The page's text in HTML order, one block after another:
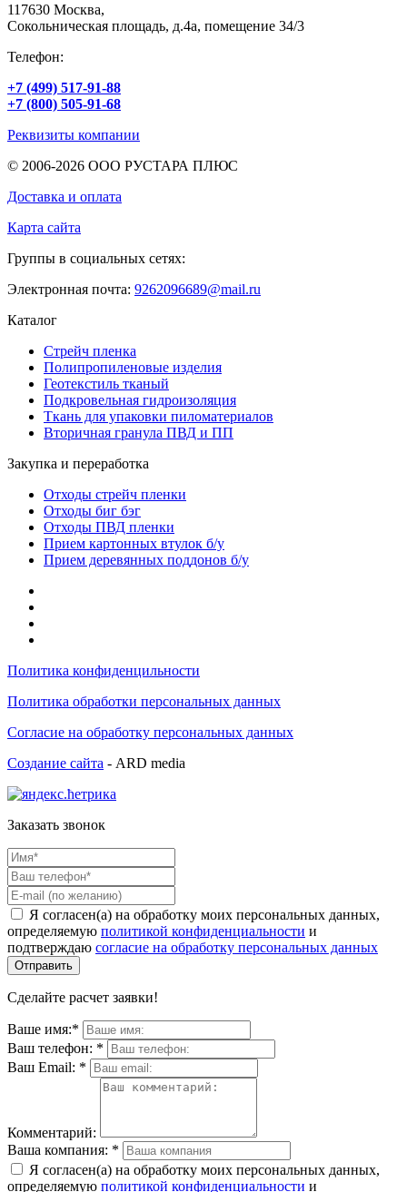
117630 Москва,
Сокольническая площадь, д.4а, помещение 34/3
Телефон:
+7 (499) 517-91-88
+7 (800) 505-91-68
Реквизиты компании
© 2006-2026 ООО РУСТАРА ПЛЮС
Доставка и оплата
Карта сайта
Группы в социальных сетях:
Электронная почта: 9262096689@mail.ru
Каталог
Стрейч пленка
Полипропиленовые изделия
Геотекстиль тканый
Подкровельная гидроизоляция
Ткань для упаковки пиломатериалов
Вторичная гранула ПВД и ПП
Закупка и переработка
Отходы стрейч пленки
Отходы биг бэг
Отходы ПВД пленки
Прием картонных втулок б/у
Прием деревянных поддонов б/у
Политика конфиденцильности
Политика обработки персональных данных
Согласие на обработку персональных данных
Создание сайта - ARD media
Заказать звонок
Я согласен(а) на обработку моих персональных данных,
определяемую политикой конфиденциальности и
подтверждаю согласие на обработку персональных данных
Сделайте расчет заявки!
Ваше имя:*
Ваш телефон: *
Ваш Email: *
Комментарий:
Ваша компания: *
Я согласен(а) на обработку моих персональных данных,
определяемую политикой конфиденциальности и